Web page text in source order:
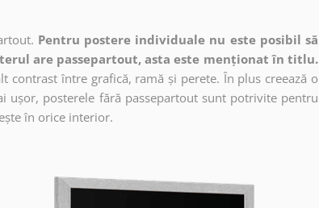
Pentru postere individuale nu este posibil să
are passepartout, asta este menționat în titlu.
contrast între grafică, ramă și perete. În plus creează o
ușor, posterele fără passepartout sunt potrivite pentru
în orice interior.